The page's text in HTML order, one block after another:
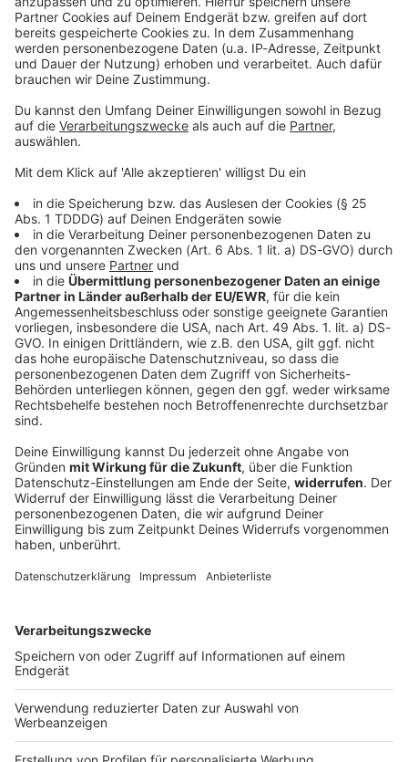
Kontaktformular
Sprachnachricht
© dpa-infocom, dpa:260517-930-90865/3
Bayern
Funkel schwärmt von Klose: «Wahnsinnig gute
Arbeit»
Ein Tabellenziel hat der 1. FC Nürnberg öffentlich
nicht ausgegeben. Geht es nach Trainer-Urgestein
und den Franken ganz nach oben.
DEINE GEMERKTEN ARTIKEL
Du hast dir noch keine Artikel gemerkt
Markiere sie hierfür mit einem